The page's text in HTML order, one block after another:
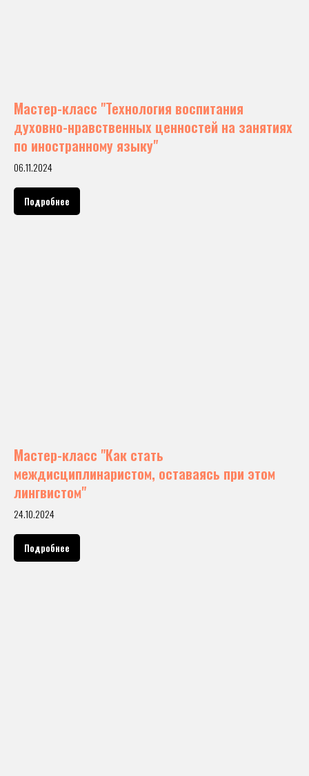
Мастер-класс "Технология воспитания
духовно-нравственных ценностей на занятиях
по иностранному языку"
06.11.2024
Подробнее
Мастер-класс "Как стать
междисциплинаристом, оставаясь при этом
лингвистом"
24.10.2024
Подробнее